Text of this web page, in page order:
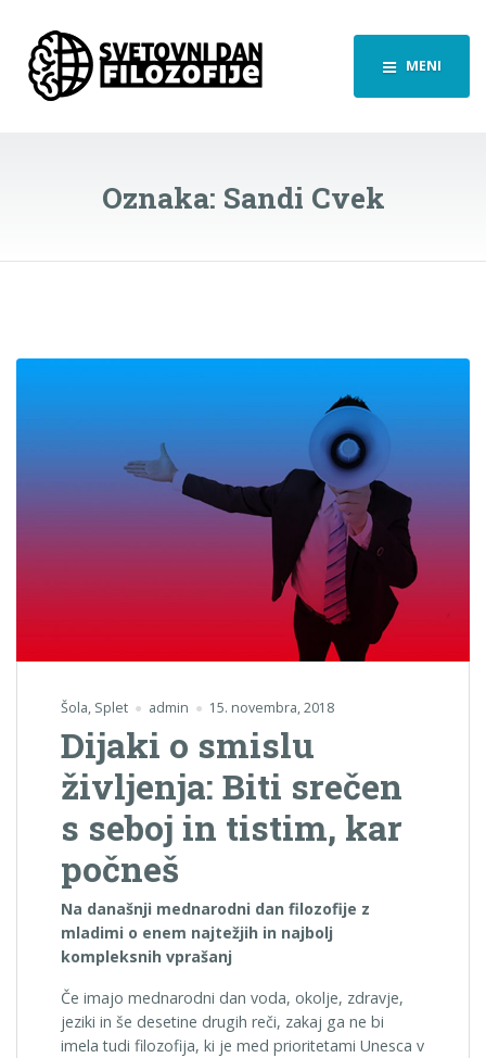
MENI
Oznaka: Sandi Cvek
Šola, Splet admin 15. novembra, 2018
Dijaki o smislu
življenja: Biti srečen
s seboj in tistim, kar
počneš
Na današnji mednarodni dan filozofije z
mladimi o enem najtežjih in najbolj
kompleksnih vprašanj
Če imajo mednarodni dan voda, okolje, zdravje,
jeziki in še desetine drugih reči, zakaj ga ne bi
imela tudi filozofija, ki je med prioritetami Unesca v